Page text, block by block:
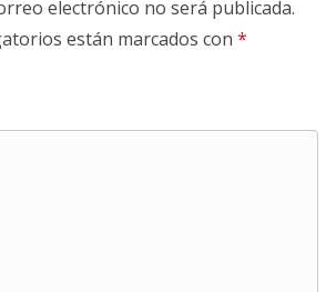
electrónico no será publicada.
están marcados con *